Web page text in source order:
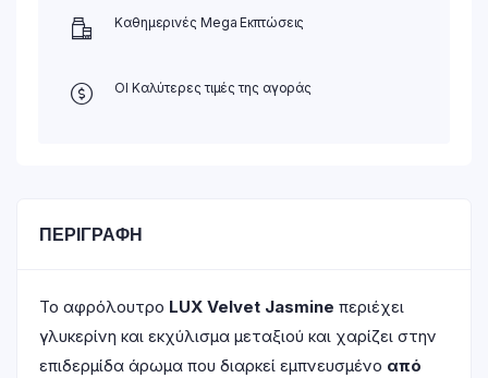
Καθημερινές Mega Εκπτώσεις
ΟΙ Καλύτερες τιμές της αγοράς
ΠΕΡΙΓΡΑΦΉ
To αφρόλουτρο LUX Velvet Jasmine περιέχει
γλυκερίνη και εκχύλισμα μεταξιού και χαρίζει στην
επιδερμίδα άρωμα που διαρκεί εμπνευσμένο από